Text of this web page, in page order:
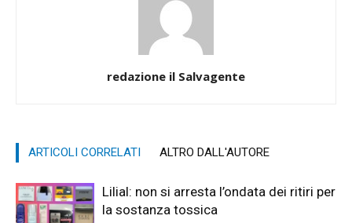
redazione il Salvagente
ARTICOLI CORRELATI ALTRO DALL'AUTORE
Lilial: non si arresta l’ondata dei ritiri per
la sostanza tossica